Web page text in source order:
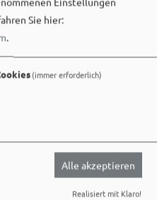
am Seeweiher**
muss aus Gründen der
Sie hier:
.
(immer erforderlich)
Alle akzeptieren
Realisiert mit Klaro!